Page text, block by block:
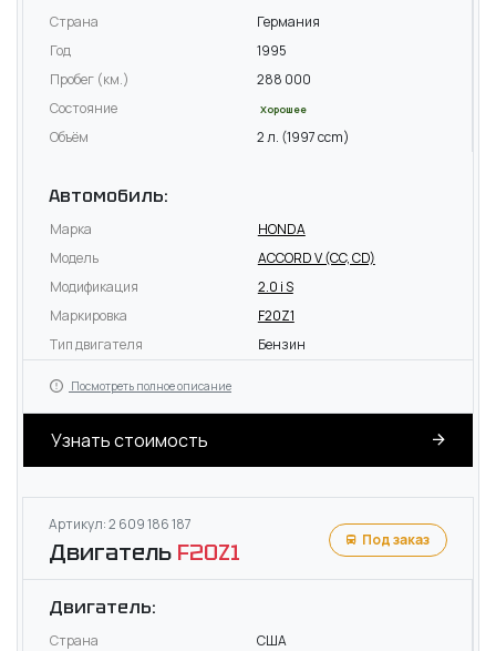
Страна
Германия
Год
1995
Пробег (км.)
288 000
Состояние
Хорошее
Объём 2 л. (1997 ccm)
Автомобиль:
Марка
HONDA
Модель
ACCORD V (CC, CD)
Модификация
2.0 i S
Маркировка
F20Z1
Тип двигателя
Бензин
Посмотреть полное описание
Узнать стоимость
Артикул: 2 609 186 187
Двигатель F20Z1 Под заказ
Двигатель:
Страна
США